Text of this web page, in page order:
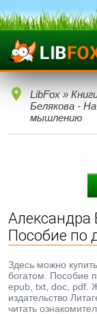
LibFox »
Белякова -
мышлению
Александра
Пособие
Здесь можно
богатом. Пособие
epub, txt, doc, pdf.
издательство
читать